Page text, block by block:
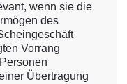
wenn sie die
des
Vorrang
Übertragung